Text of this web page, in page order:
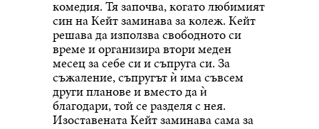
комедия. Тя започва, когато любимият
син на Кейт заминава за колеж. Кейт
решава да използва свободното си
време и организира втори меден
месец за себе си и съпруга си. За
съжаление, съпругът ѝ има съвсем
други планове и вместо да ѝ
благодари, той се разделя с нея.
Изоставената Кейт заминава сама за